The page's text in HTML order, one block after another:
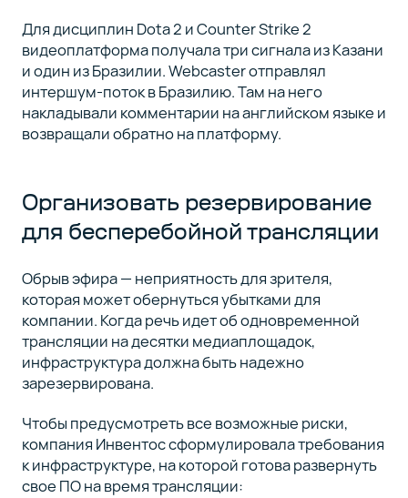
Для дисциплин Dota 2 и Counter Strike 2
видеоплатформа получала три сигнала из Казани
и один из Бразилии. Webcaster отправлял
интершум-поток в Бразилию. Там на него
накладывали комментарии на английском языке и
возвращали обратно на платформу.
Организовать резервирование
для бесперебойной трансляции
Обрыв эфира — неприятность для зрителя,
которая может обернуться убытками для
компании. Когда речь идет об одновременной
трансляции на десятки медиаплощадок,
инфраструктура должна быть надежно
зарезервирована.
Чтобы предусмотреть все возможные риски,
компания Инвентос сформулировала требования
к инфраструктуре, на которой готова развернуть
свое ПО на время трансляции: